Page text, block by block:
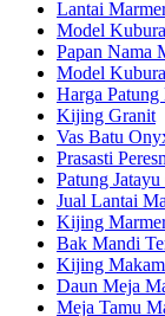
Lantai
Model
Papan Nama
Model
Harga
Kijing Granit
Vas Batu
Prasasti
Patung
Jual Lantai
Kijing
Bak Mandi
Kijing
Daun Meja
Meja Tamu